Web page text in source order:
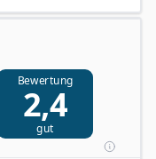
Bewertung
2,4
gut